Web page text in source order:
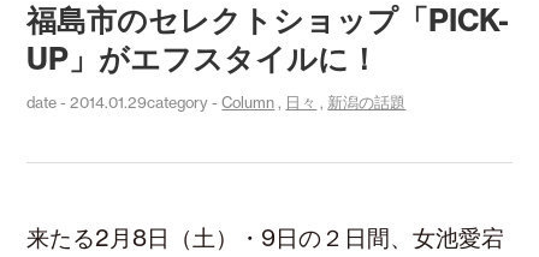
福島市のセレクトショップ「PICK-
UP」がエフスタイルに！
date - 2014.01.29category -Column , 日々 , 新潟の話題
来たる2月8日（土）・9日の２日間、女池愛宕